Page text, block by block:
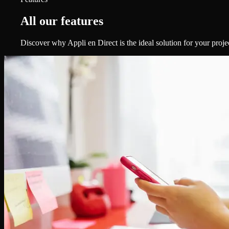
All our features
Discover why Appli en Direct is the ideal solution for your